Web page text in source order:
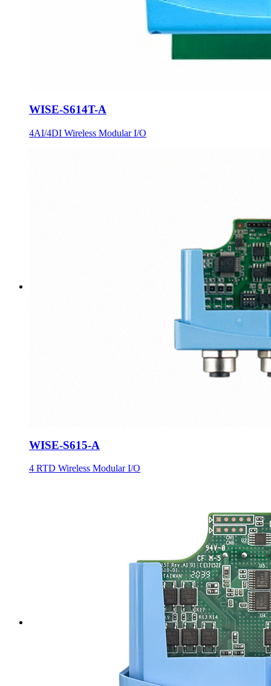
WISE-S614T-A
4AI/4DI Wireless Modular I/O
WISE-S615-A
4 RTD Wireless Modular I/O